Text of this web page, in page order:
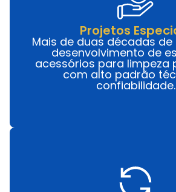
Projetos
Mais de duas décadas
desenvolvimento de
acessórios para limpeza
com alto padrão
confiabilidade.